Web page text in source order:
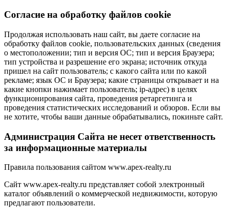
Cогласие на обработку файлов cookie
Продолжая использовать наш сайт, вы даете согласие на
обработку файлов cookie, пользовательских данных (сведения
о местоположении; тип и версия ОС; тип и версия Браузера;
тип устройства и разрешение его экрана; источник откуда
пришел на сайт пользователь; с какого сайта или по какой
рекламе; язык ОС и Браузера; какие страницы открывает и на
какие кнопки нажимает пользователь; ip-адрес) в целях
функционирования сайта, проведения ретаргетинга и
проведения статистических исследований и обзоров. Если вы
не хотите, чтобы ваши данные обрабатывались, покиньте сайт.
Администрация Сайта не несет ответственность
за информационные материалы
Правила пользования сайтом www.apex-realty.ru
Сайт www.apex-realty.ru представляет собой электронный
каталог объявлений о коммерческой недвижимости, которую
предлагают пользователи.